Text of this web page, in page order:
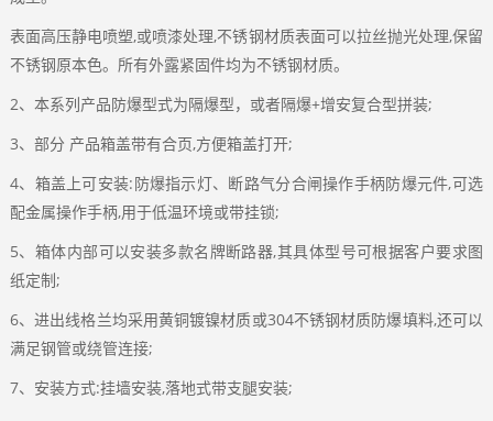
表面高压静电喷塑,或喷漆处理,不锈钢材质表面可以拉丝抛光处理,保留
不锈钢原本色。所有外露紧固件均为不锈钢材质。
2、本系列产品防爆型式为隔爆型，或者隔爆+增安复合型拼装;
3、部分 产品箱盖带有合页,方便箱盖打开;
4、箱盖上可安装:防爆指示灯、断路气分合闸操作手柄防爆元件,可选
配金属操作手柄,用于低温环境或带挂锁;
5、箱体内部可以安装多款名牌断路器,其具体型号可根据客户要求图
纸定制;
6、进出线格兰均采用黄铜镀镍材质或304不锈钢材质防爆填料,还可以
满足钢管或绕管连接;
7、安装方式:挂墙安装,落地式带支腿安装;